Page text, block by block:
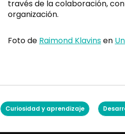
través de la colaboración,
organización.
Foto de Raimond Klavinsen
Curiosidad y aprendizaje